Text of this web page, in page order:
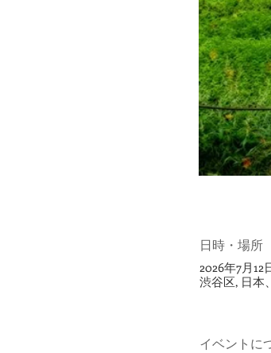
日時・場所
2026年7月12
渋谷区, 日本
イベントに